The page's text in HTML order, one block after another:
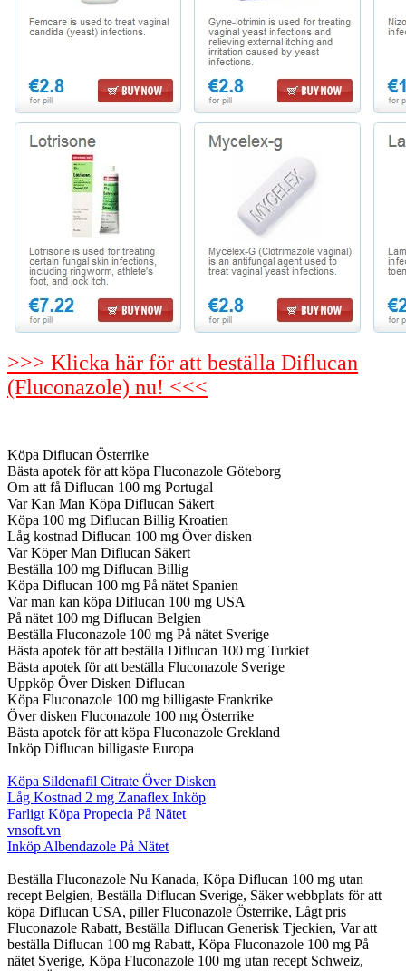
>>> Klicka här för att beställa Diflucan
(Fluconazole) nu! <<<
Köpa Diflucan Österrike
Bästa apotek för att köpa Fluconazole Göteborg
Om att få Diflucan 100 mg Portugal
Var Kan Man Köpa Diflucan Säkert
Köpa 100 mg Diflucan Billig Kroatien
Låg kostnad Diflucan 100 mg Över disken
Var Köper Man Diflucan Säkert
Beställa 100 mg Diflucan Billig
Köpa Diflucan 100 mg På nätet Spanien
Var man kan köpa Diflucan 100 mg USA
På nätet 100 mg Diflucan Belgien
Beställa Fluconazole 100 mg På nätet Sverige
Bästa apotek för att beställa Diflucan 100 mg Turkiet
Bästa apotek för att beställa Fluconazole Sverige
Uppköp Över Disken Diflucan
Köpa Fluconazole 100 mg billigaste Frankrike
Över disken Fluconazole 100 mg Österrike
Bästa apotek för att köpa Fluconazole Grekland
Inköp Diflucan billigaste Europa
Köpa Sildenafil Citrate Över Disken
Låg Kostnad 2 mg Zanaflex Inköp
Farligt Köpa Propecia På Nätet
vnsoft.vn
Inköp Albendazole På Nätet
Beställa Fluconazole Nu Kanada, Köpa Diflucan 100 mg utan
recept Belgien, Beställa Diflucan Sverige, Säker webbplats för att
köpa Diflucan USA, piller Fluconazole Österrike, Lågt pris
Fluconazole Rabatt, Beställa Diflucan Generisk Tjeckien, Var att
beställa Diflucan 100 mg Rabatt, Köpa Fluconazole 100 mg På
nätet Sverige, Köpa Fluconazole 100 mg utan recept Schweiz,